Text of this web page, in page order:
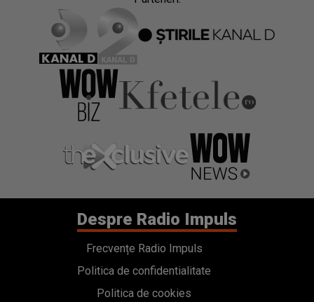
Despre Radio Impuls
Frecvențe Radio Impuls
Politica de confidentialitate
Politica de cookies